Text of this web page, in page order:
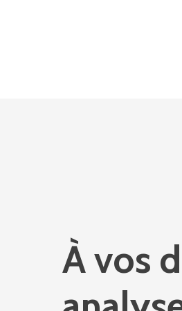
Àvos